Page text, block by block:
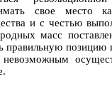
свое место
и с честью
масс
правильную позицию